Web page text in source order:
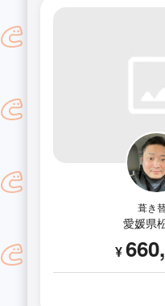
葺き
愛媛県
¥